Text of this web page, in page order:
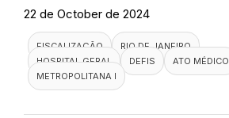
22 de October de 2024
FISCALIZAÇÃO
RIO DE JANEIRO
HOSPITAL GERAL
DEFIS
ATO MÉDICO
METROPOLITANA I